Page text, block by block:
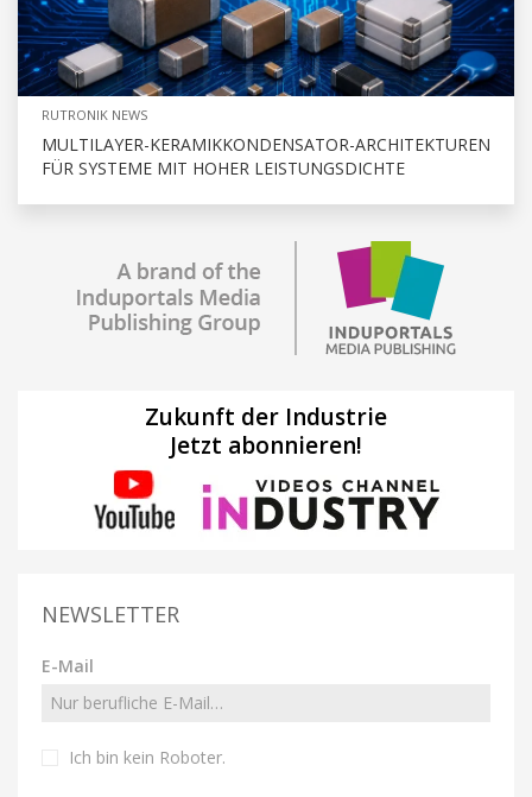
RUTRONIK NEWS
MULTILAYER-KERAMIKKONDENSATOR-ARCHITEKTUREN
FÜR SYSTEME MIT HOHER LEISTUNGSDICHTE
Zukunft der Industrie
Jetzt abonnieren!
NEWSLETTER
E-Mail
Ich bin kein Roboter.